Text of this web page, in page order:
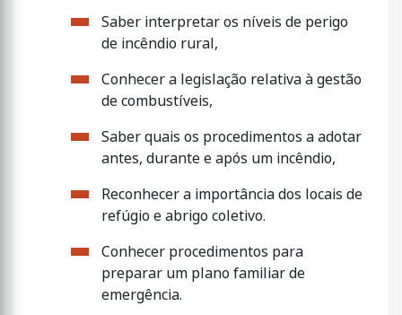
Saber interpretar os níveis de perigo
de incêndio rural,
Conhecer a legislação relativa à gestão
de combustíveis,
Saber quais os procedimentos a adotar
antes, durante e após um incêndio,
Reconhecer a importância dos locais de
refúgio e abrigo coletivo.
Conhecer procedimentos para
preparar um plano familiar de
emergência.